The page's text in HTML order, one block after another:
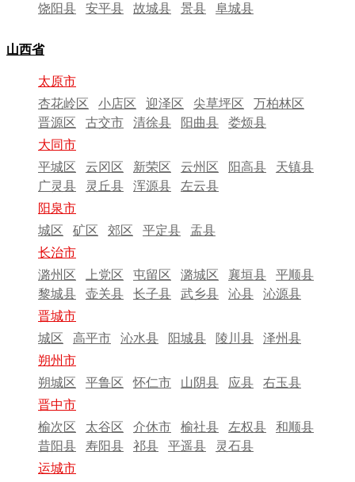
饶阳县
安平县 故城县 景县 阜城县
山西省
太原市
杏花岭区
小店区 迎泽区 尖草坪区
万柏林区
晋源区
古交市 清徐县 阳曲县
娄烦县
大同市
平城区
云冈区 新荣区 云州区 阳高县
天镇县
广灵县
灵丘县 浑源县
左云县
阳泉市
城区
矿区 郊区 平定县
盂县
长治市
潞州区
上党区 屯留区 潞城区 襄垣县
平顺县
黎城县
壶关县 长子县 武乡县 沁县
沁源县
晋城市
城区
高平市 沁水县 阳城县 陵川县
泽州县
朔州市
朔城区
平鲁区 怀仁市 山阴县 应县
右玉县
晋中市
榆次区
太谷区 介休市 榆社县 左权县
和顺县
昔阳县
寿阳县 祁县 平遥县
灵石县
运城市